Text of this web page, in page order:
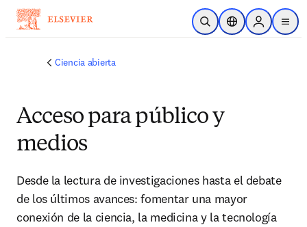
Saltar al contenido principal
Abrir búsqueda
Selector deSign in to
menu
Ciencia abierta
Acceso para público y
medios
Desde la lectura de investigaciones hasta el debate
de los últimos avances: fomentar una mayor
conexión de la ciencia, la medicina y la tecnología